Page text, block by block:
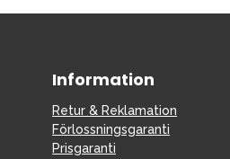
Information
Retur & Reklamation
Förlossningsgaranti
Prisgaranti